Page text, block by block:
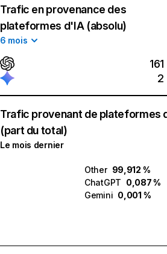
Trafic en provenance des
plateformes d'IA (absolu)
6 mois
161
2
Trafic provenant de plateformes
(part du total)
Le mois dernier
Other 99,912 %
ChatGPT 0,087 %
Gemini 0,001 %